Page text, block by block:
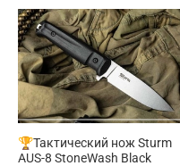
🏆Тактический нож Sturm
AUS-8 StoneWash Black